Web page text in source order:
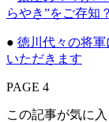
らやき”をご存知？
● 徳川代々の将
いただきます
PAGE 4
この記事が気に